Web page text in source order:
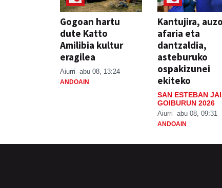
Gogoan hartu
dute Katto
Amilibia kultur
eragilea
Aiurri abu 08, 13:24
ANDOAIN
Kantujira,
afaria eta
dantzaldia,
asteburuko
ospakizunei
ekiteko
SAN ESTEBAN
GOIBURUN 2026
Aiurri abu 08, 09:31
ANDOAIN